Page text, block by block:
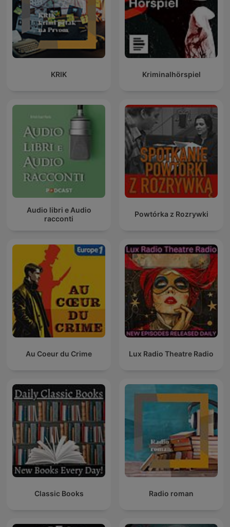
KRIK Kriminalhörspiel
Audio libri e Audio
racconti
Powtórka z Rozrywki
Au Coeur du Crime Lux Radio Theatre Radio
Classic Books Radio roman